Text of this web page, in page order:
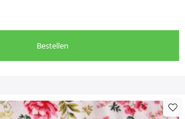
Bestellen